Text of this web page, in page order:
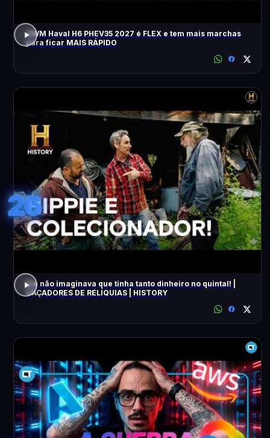
GWM Haval H6 PHEV35 2027 é FLEX e tem mais marchas
para ficar MAIS RÁPIDO
26
Ele não imaginava que tinha tanto dinheiro no quintal! |
CAÇADORES DE RELÍQUIAS | HISTORY